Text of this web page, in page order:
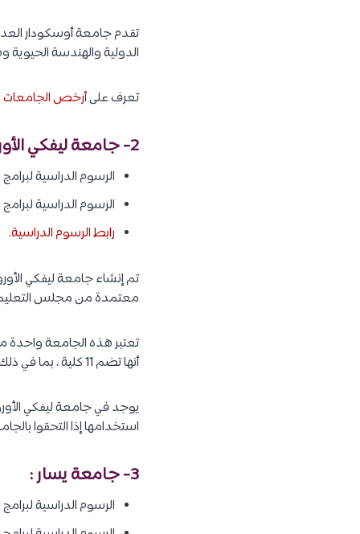
تقدم جامعة أوسكودار
الدولية والهندسة الحيوية
تعرف علىأرخص الجامعات
2- جامعة ليفكي الأوروبية :
الرسوم الدراسية لبرامج البكالوريوس :
الرسوم الدراسية لبرامج الدراسات العليا :
رابط الرسوم الدراسية.
معتمدة من مجلس التعليم
تعتبر هذه الجامعة واحدة
أنها تضم 11 كلية ، بما في ذلك كليات الهندسة والفنون والعلوم والقانون والصيدلة والتعليم.
يوجد في جامعة ليفكي
استخدامها إذا التحقوا
3- جامعة يسار :
الرسوم الدراسية لبرامج البكالوريوس :